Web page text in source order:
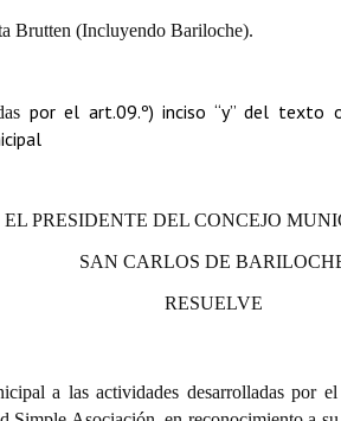
Brutten (Incluyendo Bariloche).
por el art.09.º) inciso “y” del texto
EL PRESIDENTE DEL CONCEJO
SAN CARLOS DE
RESUELVE
a las actividades desarrolladas por